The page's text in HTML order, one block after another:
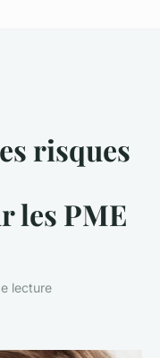
risques
les PME
lecture